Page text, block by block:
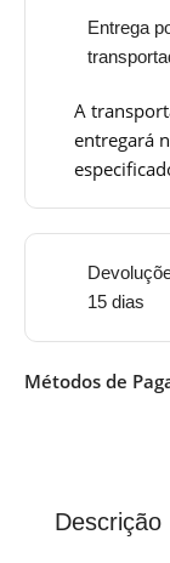
Entrega
A
entregará
15 dias
Métodos de
Descrição